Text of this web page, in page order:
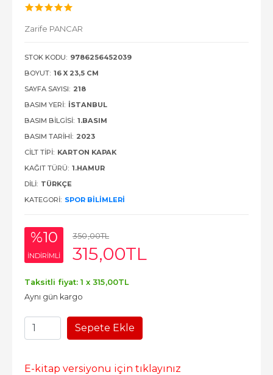
Zarife PANCAR
STOK KODU: 9786256452039
BOYUT: 16 X 23,5 CM
SAYFA SAYISI: 218
BASIM YERI: İSTANBUL
BASIM BILGISI: 1.BASIM
BASIM TARIHI: 2023
CILT TIPI: KARTON KAPAK
KAĞIT TÜRÜ: 1.HAMUR
DILI: TÜRKÇE
KATEGORI: SPOR BILIMLERI
%10
INDIRIMLI
350,00TL
315,00TL
Taksitli fiyat: 1 x 315,00TL
Aynı gün kargo
Sepete Ekle
E-kitap versiyonu için tıklayınız